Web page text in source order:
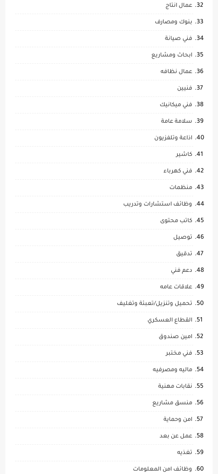
عمال انتاج
بنوك ومصارف
فني صيانة
ابحاث ومشاريع
عمال نظافه
فنيين
فني ميكانيك
سلامة عامة
اذاعة وتلفزيون
كاشير
فني كهرباء
منظمات
وظائف استشارات وتدريب
كاتب محتوى
توصيل
تدقيق
دعم فني
علاقات عامه
تحميل وتنزيل/تعبئة وتغليف
القطاع العسكري
امين صندوق
فني مختبر
ماليه ومصرفيه
نقابات مهنية
منسق مشاريع
امن وحماية
عمل عن بعد
تغذيه
وظائف امن المعلومات